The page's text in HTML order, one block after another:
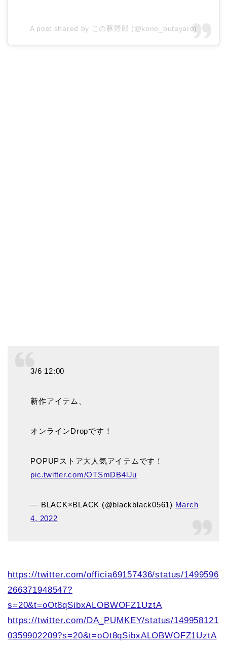
A post shared by この豚野郎 (@kono_butayaro)
3/6 12:00
新作アイテム、
オンラインDropです！
POPUPストア大人気アイテムです！
pic.twitter.com/OTSmDB4lJu
— BLACK×BLACK (@blackblack0561) March
4, 2022
https://twitter.com/officia69157436/status/1499596
266371948547?
s=20&t=oOt8qSibxALOBWOFZ1UztA
https://twitter.com/DA_PUMKEY/status/149958121
0359902209?s=20&t=oOt8qSibxALOBWOFZ1UztA